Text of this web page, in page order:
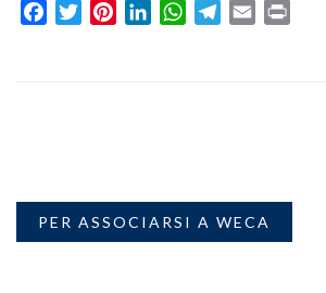
FacebookTwitterPinterestLinkedInWhatsAppTelegram
Email
PER ASSOCIARSI A WECA